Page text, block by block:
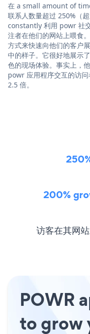
在 a small amount of
联系人数量超过 250%（
constantly 利用 powr 社
注者在他们的网站上喂食
方式来快速向他们的客户
中的样子。它很好地展示
色的现场体验。事实上，
powr 应用程序交互的访
2.5 倍。
200%
访客在其网
POWR
to grow